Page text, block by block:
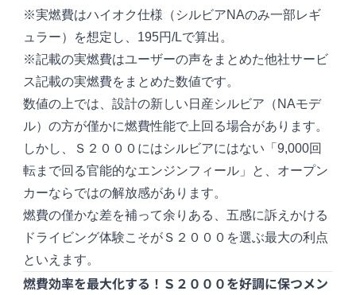
※実燃費はハイオク仕様（シルビアNAのみ一部レギ
ュラー）を想定し、195円/Lで算出。
※記載の実燃費はユーザーの声をまとめた他社サービ
ス記載の実燃費をまとめた数値です。
数値の上では、設計の新しい日産シルビア（NAモデ
ル）の方が僅かに燃費性能で上回る場合があります。
しかし、Ｓ２０００にはシルビアにはない「9,000回
転まで回る官能的なエンジンフィール」と、オープン
カーならではの解放感があります。
燃費の僅かな差を補って余りある、五感に訴えかける
ドライビング体験こそがＳ２０００を選ぶ最大の利点
といえます。
燃費効率を最大化する！Ｓ２０００を好調に保つメン